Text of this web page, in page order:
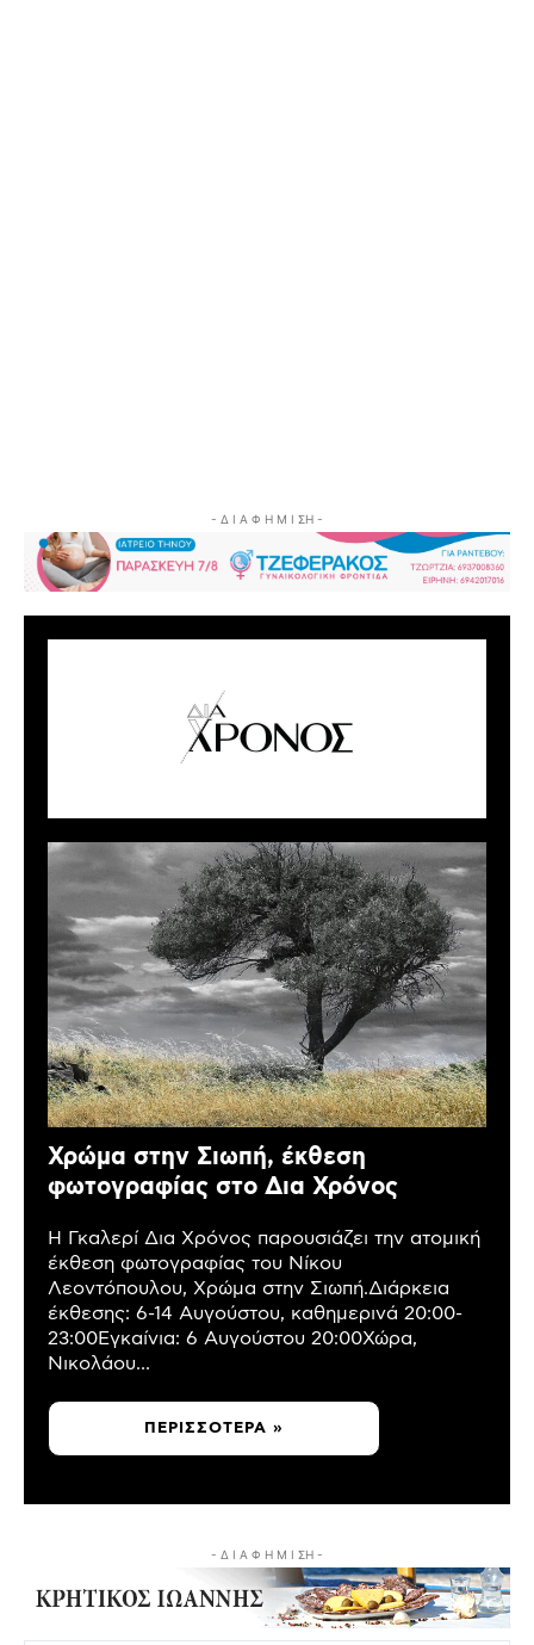
- Δ Ι Α Φ Η Μ Ι ΣΗ -
Χρώμα στην Σιωπή, έκθεση
φωτογραφίας στο Δια Χρόνος
Η Γκαλερί Δια Χρόνος παρουσιάζει την ατομική
έκθεση φωτογραφίας του Νίκου
Λεοντόπουλου, Χρώμα στην Σιωπή.Διάρκεια
έκθεσης: 6-14 Αυγούστου, καθημερινά 20:00-
23:00Εγκαίνια: 6 Αυγούστου 20:00Χώρα,
Νικολάου...
ΠΕΡΙΣΣΌΤΕΡΑ »
- Δ Ι Α Φ Η Μ Ι ΣΗ -